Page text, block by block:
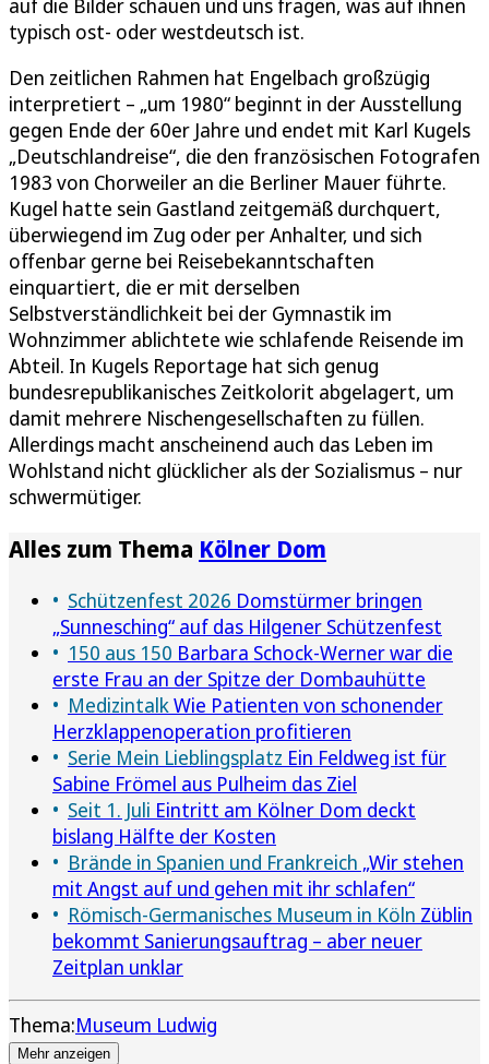
auf die Bilder schauen und uns fragen, was auf ihnen
typisch ost- oder westdeutsch ist.
Den zeitlichen Rahmen hat Engelbach großzügig
interpretiert – „um 1980“ beginnt in der Ausstellung
gegen Ende der 60er Jahre und endet mit Karl Kugels
„Deutschlandreise“, die den französischen Fotografen
1983 von Chorweiler an die Berliner Mauer führte.
Kugel hatte sein Gastland zeitgemäß durchquert,
überwiegend im Zug oder per Anhalter, und sich
offenbar gerne bei Reisebekanntschaften
einquartiert, die er mit derselben
Selbstverständlichkeit bei der Gymnastik im
Wohnzimmer ablichtete wie schlafende Reisende im
Abteil. In Kugels Reportage hat sich genug
bundesrepublikanisches Zeitkolorit abgelagert, um
damit mehrere Nischengesellschaften zu füllen.
Allerdings macht anscheinend auch das Leben im
Wohlstand nicht glücklicher als der Sozialismus – nur
schwermütiger.
Alles zum Thema Kölner Dom
Schützenfest 2026 Domstürmer bringen
„Sunnesching“ auf das Hilgener Schützenfest
150 aus 150 Barbara Schock-Werner war die
erste Frau an der Spitze der Dombauhütte
MedizintalkWie Patienten von schonender
Herzklappenoperation profitieren
Serie Mein Lieblingsplatz Ein Feldweg ist für
Sabine Frömel aus Pulheim das Ziel
Seit 1. Juli Eintritt am Kölner Dom deckt
bislang Hälfte der Kosten
Brände in Spanien und Frankreich „Wir stehen
mit Angst auf und gehen mit ihr schlafen“
Römisch-Germanisches Museum in Köln Züblin
bekommt Sanierungsauftrag – aber neuer
Zeitplan unklar
Thema:Museum Ludwig
Mehr anzeigen